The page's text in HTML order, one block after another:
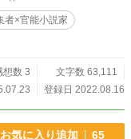
たすための玩具に過ぎない
者×官能小説家
想数 3
文字数 63,111
登録日 2022.08.16
お気に入り追加 65